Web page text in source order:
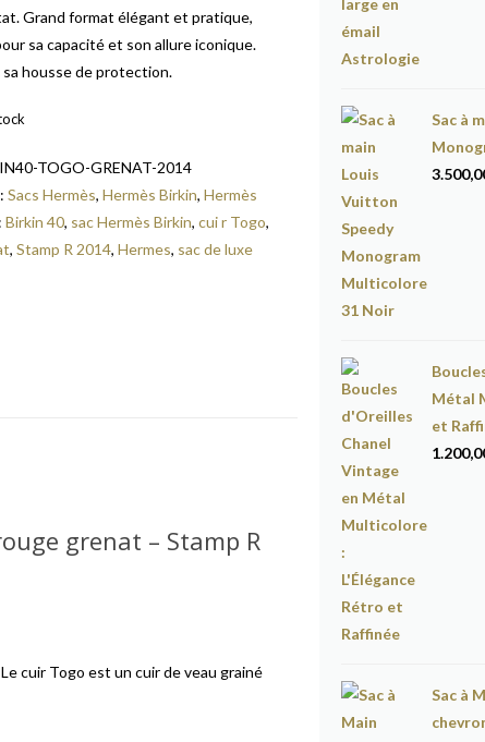
Grand format élégant et pratique,
sa capacité et son allure iconique.
sa housse de protection.
TOGO-GRENAT-2014
:Sacs Hermès,Hermès Birkin,Hermès
Birkin 40, sac Hermès Birkin,cui r Togo,
,Stamp R 2014,Hermes, sac de luxe
grenat – Stamp R
cuir Togo est un cuir de veau grainé
Sac à
Métal
et
Sac à